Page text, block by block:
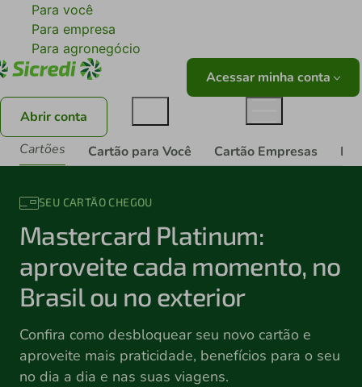
Para você
Para empresa
Para agronegócio
Acessar minha conta
Abrir conta
Cartões
Cartão para Você Cartão Empresas
SEU CARTÃO CHEGOU
Mastercard Platinum:
aproveite cada momento, no
Brasil ou no exterior
Confira como desbloquear seu novo cartão e
aproveite mais praticidade, benefícios para o seu
no dia a dia e nas suas viagens.